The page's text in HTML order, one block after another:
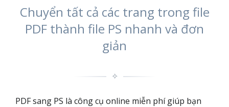
Chuyển tất cả các trang trong file
PDF thành file PS nhanh và đơn
giản
✧
PDF sang PS là công cụ online miễn phí giúp bạn